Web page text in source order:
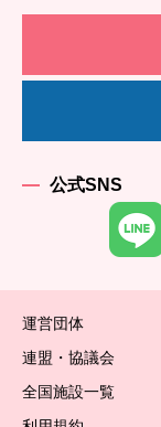
公式SNS
運営団体
連盟・協議会
全国施設一覧